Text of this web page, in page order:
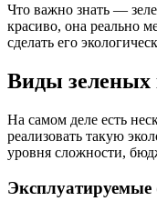
Что важно знать —
красиво, она реально
сделать его
Виды
На самом деле есть
реализовать такую
уровня сложности,